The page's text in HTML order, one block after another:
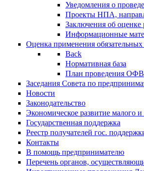
Уведомления о
Проекты НПА,
Заключения об
Информационные
Оценка применения
Back
Нормативная база
План проведения
Заседания Совета по
Новости
Законодательство
Экономическое развитие малого и
Государственная поддержка
Реестр получателей гос.
Контакты
В помощь предпринимателю
Перечень органов,